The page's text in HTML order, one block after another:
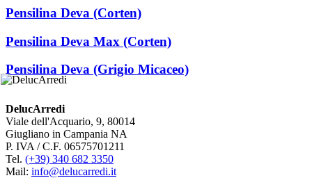
Pensilina Deva (Corten)
Pensilina Deva Max (Corten)
Pensilina Deva (Grigio Micaceo)
DelucArredi
Viale dell'Acquario, 9, 80014
Giugliano in Campania NA
P. IVA / C.F. 06575701211
Tel. (+39) 340 682 3350
Mail: info@delucarredi.it